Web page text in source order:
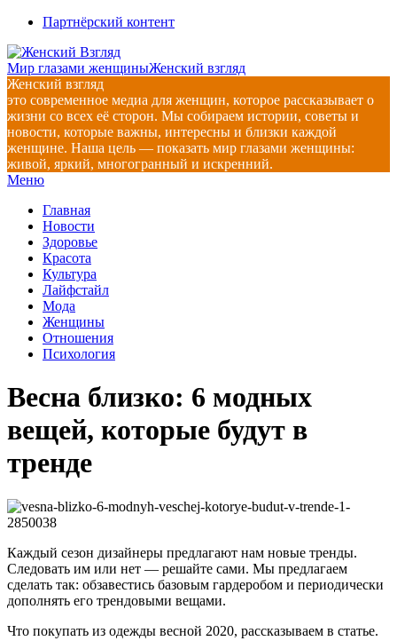
Перейти
содержимому
Партнёрский контент
Мир глазами женщиныЖенский взгляд
Женский взгляд
это современное медиа для женщин, которое рассказывает о
жизни со всех её сторон. Мы собираем истории, советы и
новости, которые важны, интересны и близки каждой
женщине. Наша цель — показать мир глазами женщины:
живой, яркий, многогранный и искренний.
Главное
меню
Меню
Главная
Новости
Здоровье
Красота
Культура
Лайфстайл
Мода
Женщины
Отношения
Психология
Весна близко: 6 модных
вещей, которые будут в
тренде
Каждый сезон дизайнеры предлагают нам новые тренды.
Следовать им или нет — решайте сами. Мы предлагаем
сделать так: обзавестись базовым гардеробом и периодически
дополнять его трендовыми вещами.
Что покупать из одежды весной 2020, рассказываем в статье.